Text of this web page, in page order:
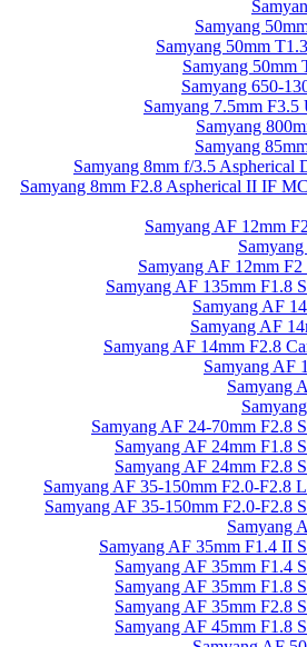
Samyang
Samyang 50mm
Samyang
Samyang 650-
Samyang 7.5mm
Samyang
Samyang
Samyang 8mm f/3.5 Aspherical
Samyang 8mm F2.8 Aspherical II IF
Samyang AF 12mm
Samyang AF 12mm
Samyang AF 135mm F1.8
Samyang AF
Samyang AF
Samyang AF 14mm F2.8
Samyang AF
Samyang
Samyang AF 24-70mm F2.8
Samyang AF 24mm F1.8
Samyang AF 24mm F2.8
Samyang AF 35-150mm F2.0-F2.8
Samyang AF 35-150mm F2.0-F2.8
Samyang
Samyang AF 35mm F1.4 II
Samyang AF 35mm F1.4
Samyang AF 35mm F1.8
Samyang AF 35mm F2.8
Samyang AF 45mm F1.8